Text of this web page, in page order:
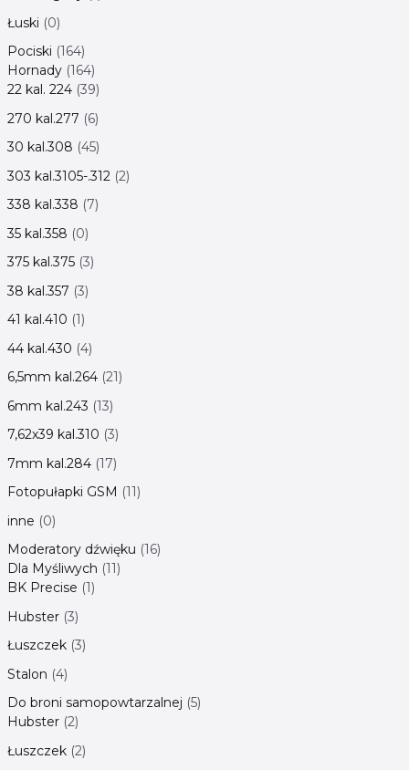
Łuski 0
Pociski 164
Hornady 164
22 kal. 224 39
270 kal.277 6
30 kal.308 45
303 kal.3105-.312 2
338 kal.338 7
35 kal.358 0
375 kal.375 3
38 kal.357 3
41 kal.410 1
44 kal.430 4
6,5mm kal.264 21
6mm kal.243 13
7,62x39 kal.310 3
7mm kal.284 17
Fotopułapki GSM 11
inne 0
Moderatory dźwięku 16
Dla Myśliwych 11
BK Precise 1
Hubster 3
Łuszczek 3
Stalon 4
Do broni samopowtarzalnej 5
Hubster 2
Łuszczek 2